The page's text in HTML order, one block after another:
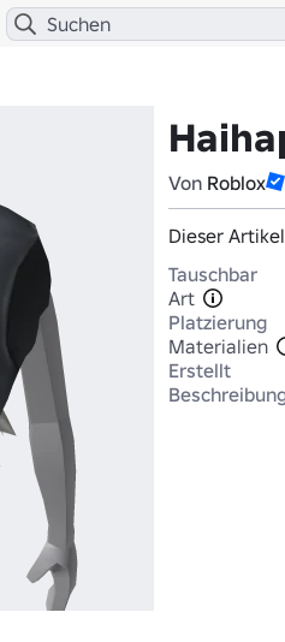
Von Roblox
Dieser
Tauschbar
Art
Platzierung
Materialien
Erstellt